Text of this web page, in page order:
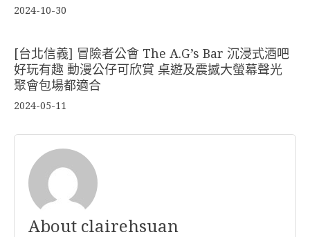
2024-10-30
[台北信義] 冒險者公會 The A.G’s Bar 沉浸式酒吧
好玩有趣 動漫公仔可欣賞 桌遊及震撼大螢幕聲光
聚會包場都適合
2024-05-11
About clairehsuan